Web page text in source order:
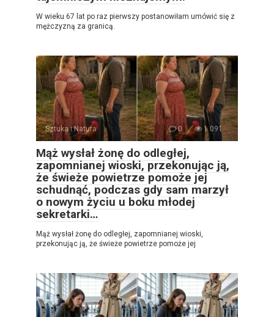
W wieku 67 lat po raz pierwszy postanowiłam umówić się z
mężczyzną za granicą.
Sztuka i Natura 0 1 091
Mąż wysłał żonę do odległej,
zapomnianej wioski, przekonując ją,
że świeże powietrze pomoże jej
schudnąć, podczas gdy sam marzył
o nowym życiu u boku młodej
sekretarki…
Mąż wysłał żonę do odległej, zapomnianej wioski,
przekonując ją, że świeże powietrze pomoże jej